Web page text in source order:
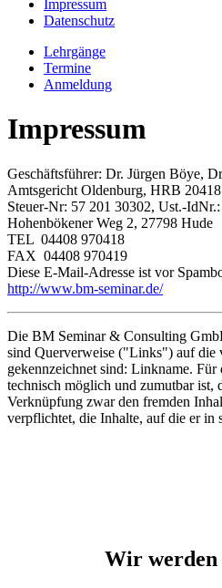
Impressum
Datenschutz
Lehrgänge
Termine
Anmeldung
Impressum
Geschäftsführer: Dr. Jürgen Böye,
Amtsgericht Oldenburg, HRB
Steuer-Nr: 57 201 30302, Ust.-
Hohenbökener Weg 2, 27798 Hude
TEL 04408 970418
FAX 04408 970419
Diese E-Mail-Adresse ist vor
http://www.bm-seminar.de/
Die BM Seminar & Consulting
sind Querverweise ("Links") auf die
gekennzeichnet sind: Linkname.
technisch möglich und zumutbar
Verknüpfung zwar den fremden
verpflichtet, die Inhalte, auf die er in
Wir werden